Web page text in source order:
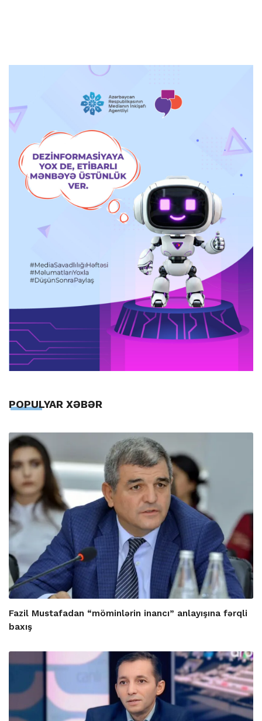
POPULYAR XƏBƏR
Fazil Mustafadan “möminlərin inancı” anlayışına fərqli
baxış